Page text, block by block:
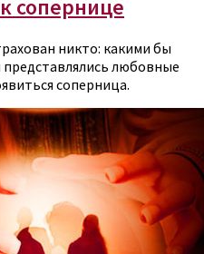
сопернице
никто: какими бы
любовные
соперница.